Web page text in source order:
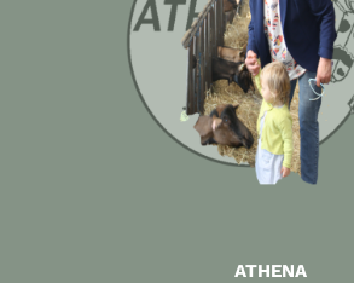
ATHENA